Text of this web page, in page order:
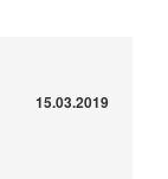
15.03.2019